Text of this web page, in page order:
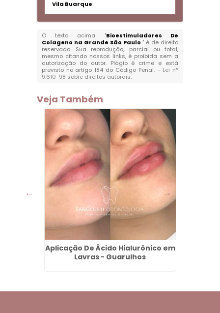
Vila Buarque
O texto acima "Bioestimuladores De
Colageno na Grande São Paulo " é de direito
reservado. Sua reprodução, parcial ou total,
mesmo citando nossos links, é proibida sem a
autorização do autor. Plágio é crime e está
previsto no artigo 184 do Código Penal. – Lei n°
9.610-98 sobre direitos autorais.
Veja Também
Aplicação De Ácido Hialurônico em
Lavras - Guarulhos